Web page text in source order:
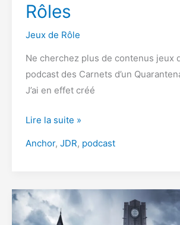
Rôles
Jeux de Rôle
Ne cherchez plus de contenus jeux
podcast des Carnets d’un
J’ai en effet créé
Création
nouveau
Jeux
de
Lire la suite »
Anchor, JDR, podcast